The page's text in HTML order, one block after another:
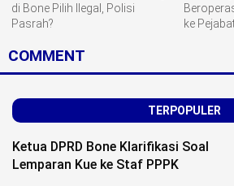
di Bone Pilih Ilegal, Polisi
Pasrah?
ke
COMMENT
TERPOPULER
Ketua DPRD Bone Klarifikasi Soal
Lemparan Kue ke Staf PPPK